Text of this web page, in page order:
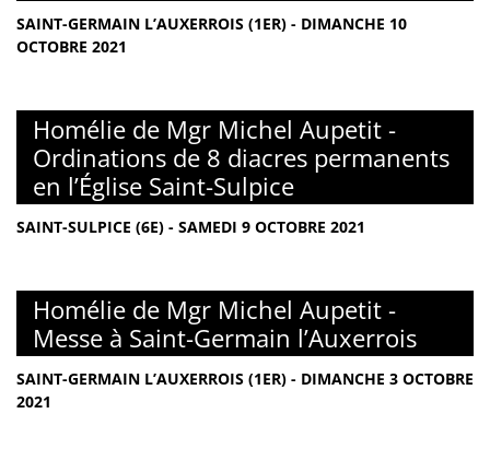
SAINT-GERMAIN L’AUXERROIS (1ER) - DIMANCHE 10
OCTOBRE 2021
Homélie de Mgr Michel Aupetit -
Ordinations de 8 diacres permanents
en l’Église Saint-Sulpice
SAINT-SULPICE (6E) - SAMEDI 9 OCTOBRE 2021
Homélie de Mgr Michel Aupetit -
Messe à Saint-Germain l’Auxerrois
SAINT-GERMAIN L’AUXERROIS (1ER) - DIMANCHE 3 OCTOBRE
2021